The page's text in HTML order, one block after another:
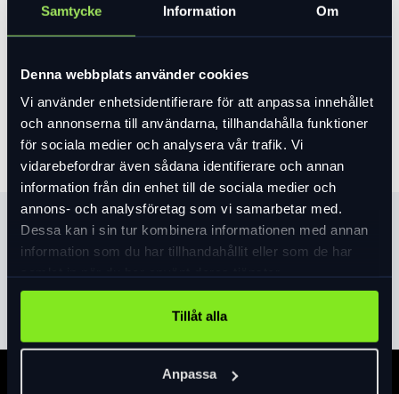
Samtycke Information Om
Denna webbplats använder cookies
Vi använder enhetsidentifierare för att anpassa innehållet
och annonserna till användarna, tillhandahålla funktioner
för sociala medier och analysera vår trafik. Vi
vidarebefordrar även sådana identifierare och annan
information från din enhet till de sociala medier och
annons- och analysföretag som vi samarbetar med.
Dessa kan i sin tur kombinera informationen med annan
information som du har tillhandahållit eller som de har
Tillåt alla
Anpassa
Art. nr:EL016041857
I lager
Lägg i varukorg
Produktinformation
Läs merexpand_more